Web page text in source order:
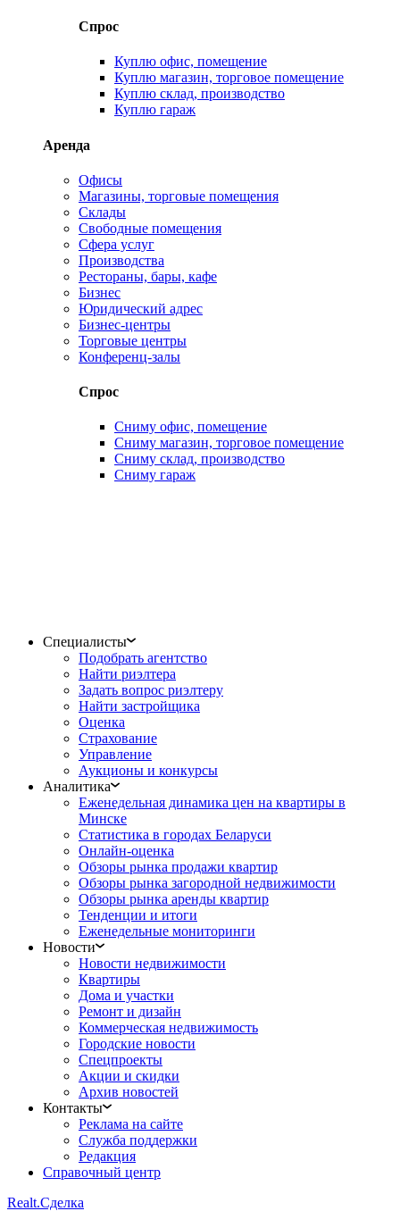
Спрос
Куплю офис, помещение
Куплю магазин, торговое помещение
Куплю склад, производство
Куплю гараж
Аренда
Офисы
Магазины, торговые помещения
Склады
Свободные помещения
Сфера услуг
Производства
Рестораны, бары, кафе
Бизнес
Юридический адрес
Бизнес-центры
Торговые центры
Конференц-залы
Спрос
Сниму офис, помещение
Сниму магазин, торговое помещение
Сниму склад, производство
Сниму гараж
Специалисты
Подобрать агентство
Найти риэлтера
Задать вопрос риэлтеру
Найти застройщика
Оценка
Страхование
Управление
Аукционы и конкурсы
Аналитика
Еженедельная динамика цен на квартиры в
Минске
Статистика в городах Беларуси
Онлайн-оценка
Обзоры рынка продажи квартир
Обзоры рынка загородной недвижимости
Обзоры рынка аренды квартир
Тенденции и итоги
Еженедельные мониторинги
Новости
Новости недвижимости
Квартиры
Дома и участки
Ремонт и дизайн
Коммерческая недвижимость
Городские новости
Спецпроекты
Акции и скидки
Архив новостей
Контакты
Реклама на сайте
Служба поддержки
Редакция
Справочный центр
Realt.Сделка